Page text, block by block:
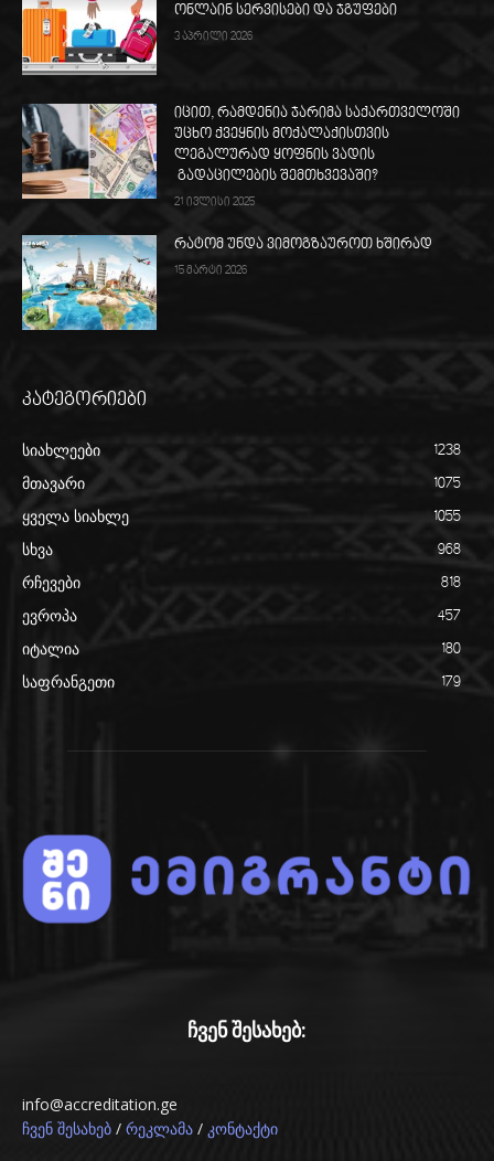
ონლაინ სერვისები და ჯგუფები
3 აპრილი 2026
იცით, რამდენია ჯარიმა საქართველოში
უცხო ქვეყნის მოქალაქისთვის
ლეგალურად ყოფნის ვადის
გადაცილების შემთხვევაში?
21 ივლისი 2025
რატომ უნდა ვიმოგზაუროთ ხშირად
15 მარტი 2026
კატეგორიები
სიახლეები 1238
მთავარი 1075
ყველა სიახლე 1055
სხვა 968
რჩევები 818
ევროპა 457
იტალია 180
საფრანგეთი 179
ჩვენ შესახებ:
info@accreditation.ge
ჩვენ შესახებ / რეკლამა / კონტაქტი